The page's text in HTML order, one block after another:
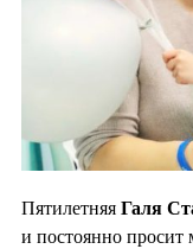
Пятилетняя Галя
и постоянно просит